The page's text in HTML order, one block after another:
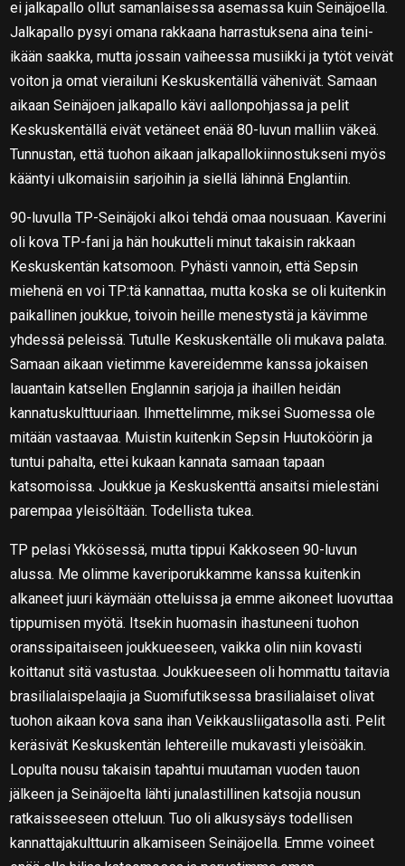
ei jalkapallo ollut samanlaisessa asemassa kuin Seinäjoella.
Jalkapallo pysyi omana rakkaana harrastuksena aina teini-
ikään saakka, mutta jossain vaiheessa musiikki ja tytöt veivät
voiton ja omat vierailuni Keskuskentällä vähenivät. Samaan
aikaan Seinäjoen jalkapallo kävi aallonpohjassa ja pelit
Keskuskentällä eivät vetäneet enää 80-luvun malliin väkeä.
Tunnustan, että tuohon aikaan jalkapallokiinnostukseni myös
kääntyi ulkomaisiin sarjoihin ja siellä lähinnä Englantiin.
90-luvulla TP-Seinäjoki alkoi tehdä omaa nousuaan. Kaverini
oli kova TP-fani ja hän houkutteli minut takaisin rakkaan
Keskuskentän katsomoon. Pyhästi vannoin, että Sepsin
miehenä en voi TP:tä kannattaa, mutta koska se oli kuitenkin
paikallinen joukkue, toivoin heille menestystä ja kävimme
yhdessä peleissä. Tutulle Keskuskentälle oli mukava palata.
Samaan aikaan vietimme kavereidemme kanssa jokaisen
lauantain katsellen Englannin sarjoja ja ihaillen heidän
kannatuskulttuuriaan. Ihmettelimme, miksei Suomessa ole
mitään vastaavaa. Muistin kuitenkin Sepsin Huutoköörin ja
tuntui pahalta, ettei kukaan kannata samaan tapaan
katsomoissa. Joukkue ja Keskuskenttä ansaitsi mielestäni
parempaa yleisöltään. Todellista tukea.
TP pelasi Ykkösessä, mutta tippui Kakkoseen 90-luvun
alussa. Me olimme kaveriporukkamme kanssa kuitenkin
alkaneet juuri käymään otteluissa ja emme aikoneet luovuttaa
tippumisen myötä. Itsekin huomasin ihastuneeni tuohon
oranssipaitaiseen joukkueeseen, vaikka olin niin kovasti
koittanut sitä vastustaa. Joukkueeseen oli hommattu taitavia
brasilialaispelaajia ja Suomifutiksessa brasilialaiset olivat
tuohon aikaan kova sana ihan Veikkausliigatasolla asti. Pelit
keräsivät Keskuskentän lehtereille mukavasti yleisöäkin.
Lopulta nousu takaisin tapahtui muutaman vuoden tauon
jälkeen ja Seinäjoelta lähti junalastillinen katsojia nousun
ratkaisseeseen otteluun. Tuo oli alkusysäys todellisen
kannattajakulttuurin alkamiseen Seinäjoella. Emme voineet